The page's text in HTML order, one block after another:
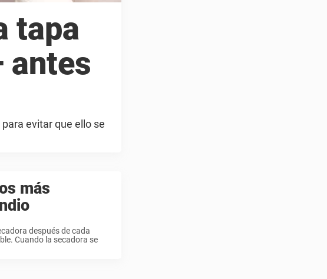
tapa
antes
evitar que ello se
más
después de cada
Cuando la secadora se